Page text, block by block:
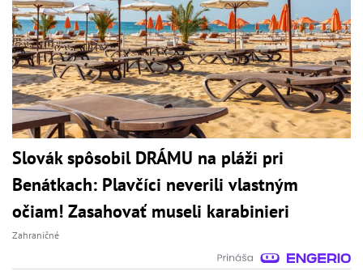
Slovák spôsobil DRÁMU na pláži pri
Benátkach: Plavčíci neverili vlastným
očiam! Zasahovať museli karabinieri
Zahraničné